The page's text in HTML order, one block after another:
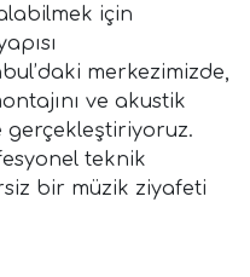
için
merkezimizde,
ve akustik
gerçekleştiriyoruz.
teknik
bir müzik ziyafeti